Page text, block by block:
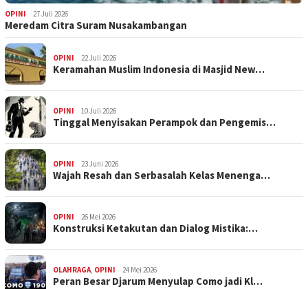
OPINI 27 Juli 2026
Meredam Citra Suram Nusakambangan
OPINI 22 Juli 2026
Keramahan Muslim Indonesia di Masjid New…
OPINI 10 Juli 2026
Tinggal Menyisakan Perampok dan Pengemis…
OPINI 23 Juni 2026
Wajah Resah dan Serbasalah Kelas Menenga…
OPINI 26 Mei 2026
Konstruksi Ketakutan dan Dialog Mistika:…
OLAHRAGA, OPINI 24 Mei 2026
Peran Besar Djarum Menyulap Como jadi Kl…